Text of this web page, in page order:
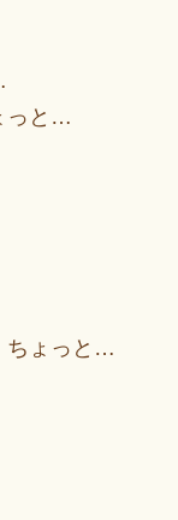
っと…
ちょっと…